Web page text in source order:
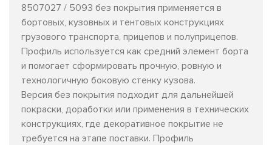
8507027 / 5093 без покрытия применяется в
бортовых, кузовных и тентовых конструкциях
грузового транспорта, прицепов и полуприцепов.
Профиль используется как средний элемент борта
и помогает сформировать прочную, ровную и
технологичную боковую стенку кузова.
Версия без покрытия подходит для дальнейшей
покраски, доработки или применения в технических
конструкциях, где декоративное покрытие не
требуется на этапе поставки. Профиль